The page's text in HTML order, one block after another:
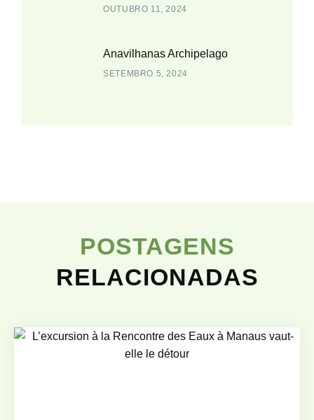
OUTUBRO 11, 2024
Anavilhanas Archipelago
SETEMBRO 5, 2024
POSTAGENS
RELACIONADAS